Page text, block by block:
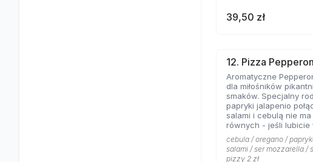
39,50 zł
12. Pizza
Aromatyczne
dla miłośników
smaków. Specjalny
papryki jalapenio
salami i cebulą nie
równych - jeśli lubicie wyraziste
składniki na
cebula / oregano /
salami / ser mozzarella /
pizzy 2 zł